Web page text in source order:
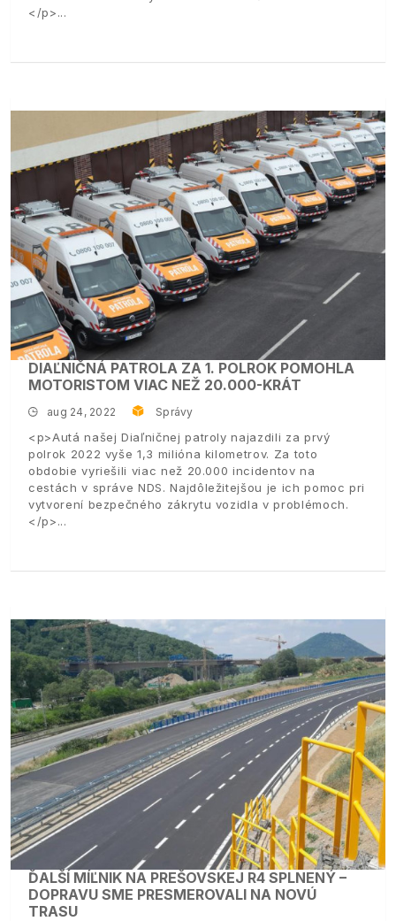
</p>
DIAĽNIČNÁ PATROLA ZA 1. POLROK POMOHLA
MOTORISTOM VIAC NEŽ 20.000-KRÁT
aug 24, 2022 Správy
<p>Autá našej Diaľničnej patroly najazdili za prvý
polrok 2022 vyše 1,3 milióna kilometrov. Za toto
obdobie vyriešili viac než 20.000 incidentov na
cestách v správe NDS. Najdôležitejšou je ich pomoc pri
vytvorení bezpečného zákrytu vozidla v problémoch.
</p>
ĎALŠÍ MÍĽNIK NA PREŠOVSKEJ R4 SPLNENÝ –
DOPRAVU SME PRESMEROVALI NA NOVÚ
TRASU